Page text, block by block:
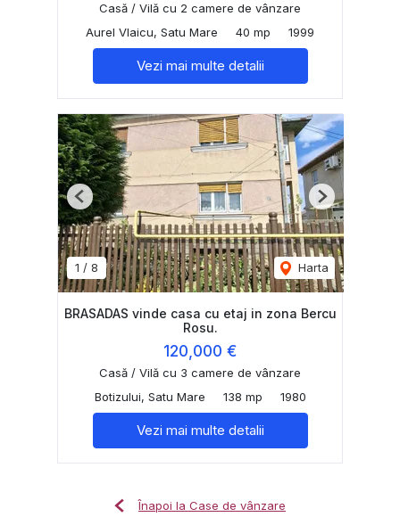
Casă / Vilă cu 2 camere de vânzare
Aurel Vlaicu, Satu Mare
40 mp 1999
Vezi mai multe detalii
1 / 8 Harta
Previous Next
BRASADAS vinde casa cu etaj in zona Bercu
Rosu.
120,000 €
Casă / Vilă cu 3 camere de vânzare
Botizului, Satu Mare
138 mp 1980
Vezi mai multe detalii
Înapoi la Case de vânzare